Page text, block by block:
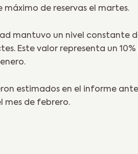
de reservas el martes.
mantuvo un nivel constante
Este valor representa un
estimados en el informe
mes de febrero.